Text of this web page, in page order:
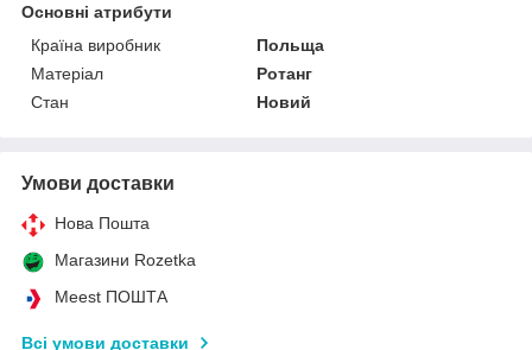
Основні атрибути
Країна виробник
Польща
Матеріал
Ротанг
Стан
Новий
Умови доставки
Нова Пошта
Магазини Rozetka
Meest ПОШТА
Всі умови доставки